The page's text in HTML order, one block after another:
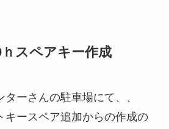
スペアキー作成
ーさんの駐車場にて、、
キースペア追加からの作成の